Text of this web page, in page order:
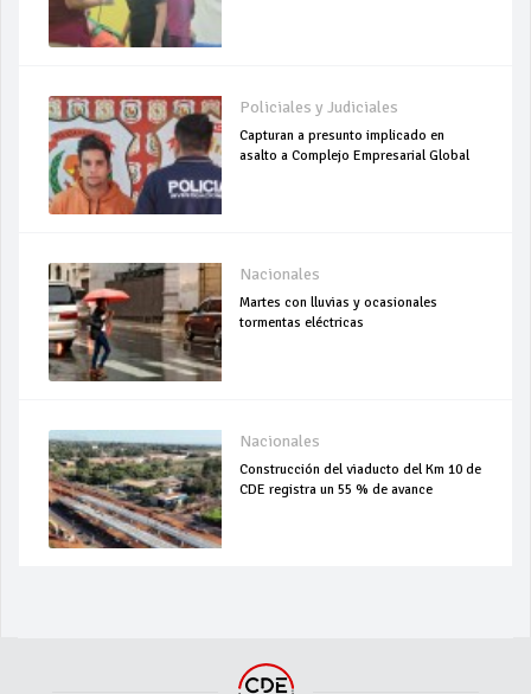
Policiales y Judiciales
Capturan a presunto implicado en
asalto a Complejo Empresarial Global
Nacionales
Martes con lluvias y ocasionales
tormentas eléctricas
Nacionales
Construcción del viaducto del Km 10 de
CDE registra un 55 % de avance